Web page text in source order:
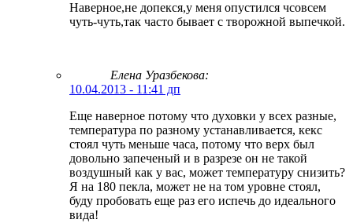
Наверное,не допекся,у меня опустился чсовсем
чуть-чуть,так часто бывает с творожной выпечкой.
Елена Уразбекова:
10.04.2013 - 11:41 дп
Еще наверное потому что духовки у всех разные,
температура по разному устанавливается, кекс
стоял чуть меньше часа, потому что верх был
довольно запеченый и в разрезе он не такой
воздушный как у вас, может температуру снизить?
Я на 180 пекла, может не на том уровне стоял,
буду пробовать еще раз его испечь до идеального
вида!